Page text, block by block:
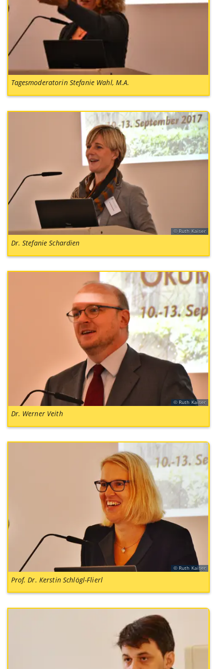
Tagesmoderatorin Stefanie Wahl, M.A.
Ruth Kaiser
Dr. Stefanie Schardien
Ruth Kaiser
Dr. Werner Veith
Ruth Kaiser
Prof. Dr. Kerstin Schlögl-Flierl